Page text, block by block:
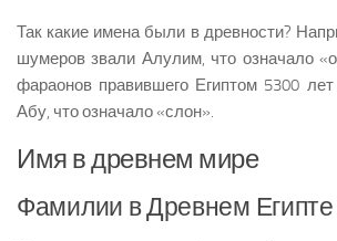
Так какие имена были в древности?
шумеров звали Алулим, что означало
фараонов правившего Египтом 5300
Абу, что означало «слон».
Имя в древнем мире
Фамилии в Древнем Египте